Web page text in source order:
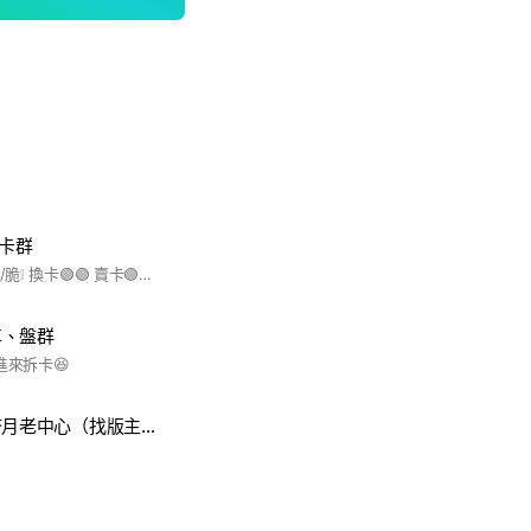
群
❕要進來的名字換成ig/脆❕ 換卡🟢🟢 賣卡🟢🟢 拆卡🟢🟢 講話不禮貌🙅🏻‍♀️🙅🏻‍♀️🔴🔴 跑單🙅🏻‍♀️🙅🏻‍♀️🔴🔴 詐騙🙅🏻‍♀️🙅🏻‍♀️🔴🔴
盤群
來拆卡😆
cortis 大群操灰塔月老中心（找版主）(⁎⁍̴̛ᴗ⁍̴̛⁎)